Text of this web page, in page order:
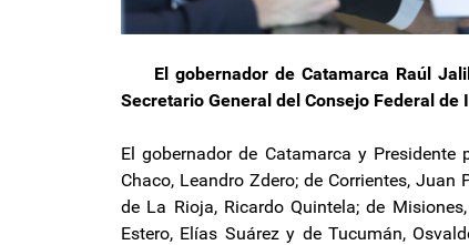
El gobernador de Catamarca Raúl
Secretario General del Consejo Federal de
El gobernador de Catamarca y
Chaco, Leandro Zdero; de Corrientes,
de La Rioja, Ricardo Quintela; de
Estero, Elías Suárez y de Tucumán,